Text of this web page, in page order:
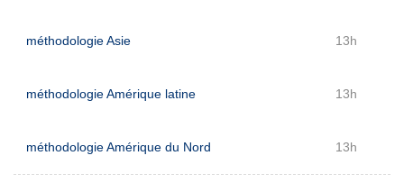
méthodologie Asie 13h
méthodologie Amérique latine 13h
méthodologie Amérique du Nord 13h